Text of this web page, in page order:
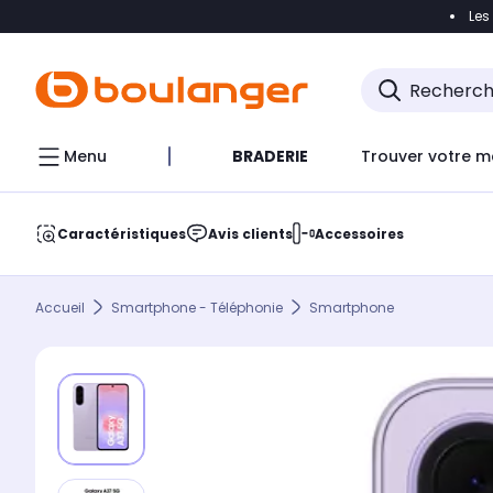
Accéder
Menu BRADERIE Trouver votre
Caractéristiques Avis clients Accessoires
Accueil Smartphone - Téléphonie Smartphone